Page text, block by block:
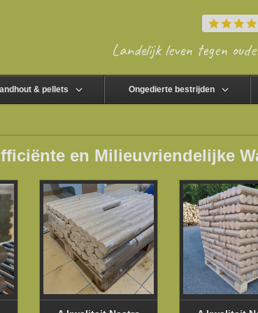
Landelijk leven tegen
& pellets Ongedierte bestrijden
en Milieuvriendelijke